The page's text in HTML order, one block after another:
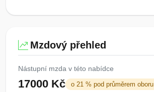
Mzdový přehled
Nástupní mzda v této nabídce
17000 Kč o 21 % pod průměrem oboru